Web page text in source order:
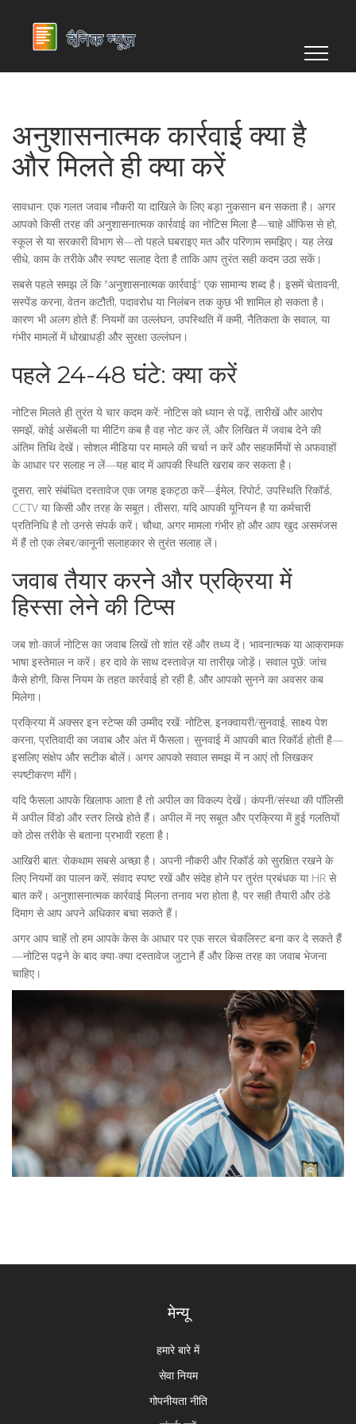
अनुशासनात्मक कार्रवाई क्या है
और मिलते ही क्या करें
सावधान: एक गलत जवाब नौकरी या दाखिले के लिए बड़ा नुकसान बन सकता है। अगर
आपको किसी तरह की अनुशासनात्मक कार्रवाई का नोटिस मिला है—चाहे ऑफिस से हो,
स्कूल से या सरकारी विभाग से—तो पहले घबराइए मत और परिणाम समझिए। यह लेख
सीधे, काम के तरीके और स्पष्ट सलाह देता है ताकि आप तुरंत सही कदम उठा सकें।
सबसे पहले समझ लें कि "अनुशासनात्मक कार्रवाई" एक सामान्य शब्द है। इसमें चेतावनी,
सस्पेंड करना, वेतन कटौती, पदावरोध या निलंबन तक कुछ भी शामिल हो सकता है।
कारण भी अलग होते हैं: नियमों का उल्लंघन, उपस्थिति में कमी, नैतिकता के सवाल, या
गंभीर मामलों में धोखाधड़ी और सुरक्षा उल्लंघन।
पहले 24-48 घंटे: क्या करें
नोटिस मिलते ही तुरंत ये चार कदम करें: नोटिस को ध्यान से पढ़ें, तारीखें और आरोप
समझें, कोई असेंबली या मीटिंग कब है वह नोट कर लें, और लिखित में जवाब देने की
अंतिम तिथि देखें। सोशल मीडिया पर मामले की चर्चा न करें और सहकर्मियों से अफवाहों
के आधार पर सलाह न लें—यह बाद में आपकी स्थिति खराब कर सकता है।
दूसरा, सारे संबंधित दस्तावेज एक जगह इकट्ठा करें—ईमेल, रिपोर्ट, उपस्थिति रिकॉर्ड,
CCTV या किसी और तरह के सबूत। तीसरा, यदि आपकी यूनियन है या कर्मचारी
प्रतिनिधि है तो उनसे संपर्क करें। चौथा, अगर मामला गंभीर हो और आप खुद असमंजस
में हैं तो एक लेबर/कानूनी सलाहकार से तुरंत सलाह लें।
जवाब तैयार करने और प्रक्रिया में
हिस्सा लेने की टिप्स
जब शो-कार्ज नोटिस का जवाब लिखें तो शांत रहें और तथ्य दें। भावनात्मक या आक्रामक
भाषा इस्तेमाल न करें। हर दावे के साथ दस्तावेज़ या तारीख़ जोड़ें। सवाल पूछें: जांच
कैसे होगी, किस नियम के तहत कार्रवाई हो रही है, और आपको सुनने का अवसर कब
मिलेगा।
प्रक्रिया में अक्सर इन स्टेप्स की उम्मीद रखें: नोटिस, इनक्वायरी/सुनवाई, साक्ष्य पेश
करना, प्रतिवादी का जवाब और अंत में फैसला। सुनवाई में आपकी बात रिकॉर्ड होती है—
इसलिए संक्षेप और सटीक बोलें। अगर आपको सवाल समझ में न आएं तो लिखकर
स्पष्टीकरण माँगें।
यदि फैसला आपके खिलाफ आता है तो अपील का विकल्प देखें। कंपनी/संस्था की पॉलिसी
में अपील विंडो और स्तर लिखे होते हैं। अपील में नए सबूत और प्रक्रिया में हुई गलतियों
को ठोस तरीके से बताना प्रभावी रहता है।
आखिरी बात: रोकथाम सबसे अच्छा है। अपनी नौकरी और रिकॉर्ड को सुरक्षित रखने के
लिए नियमों का पालन करें, संवाद स्पष्ट रखें और संदेह होने पर तुरंत प्रबंधक या HR से
बात करें। अनुशासनात्मक कार्रवाई मिलना तनाव भरा होता है, पर सही तैयारी और ठंडे
दिमाग से आप अपने अधिकार बचा सकते हैं।
अगर आप चाहें तो हम आपके केस के आधार पर एक सरल चेकलिस्ट बना कर दे सकते हैं
—नोटिस पढ़ने के बाद क्या-क्या दस्तावेज जुटाने हैं और किस तरह का जवाब भेजना
चाहिए।
मेन्यू
हमारे बारे में
सेवा नियम
गोपनीयता नीति